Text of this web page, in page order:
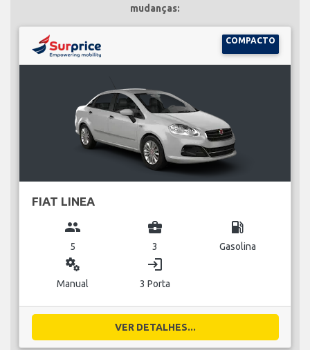
mudanças:
COMPACTO
FIAT LINEA
group
5
business_center
3
local_gas_station
Gasolina
miscellaneous_services
Manual
login
3 Porta
VER DETALHES...